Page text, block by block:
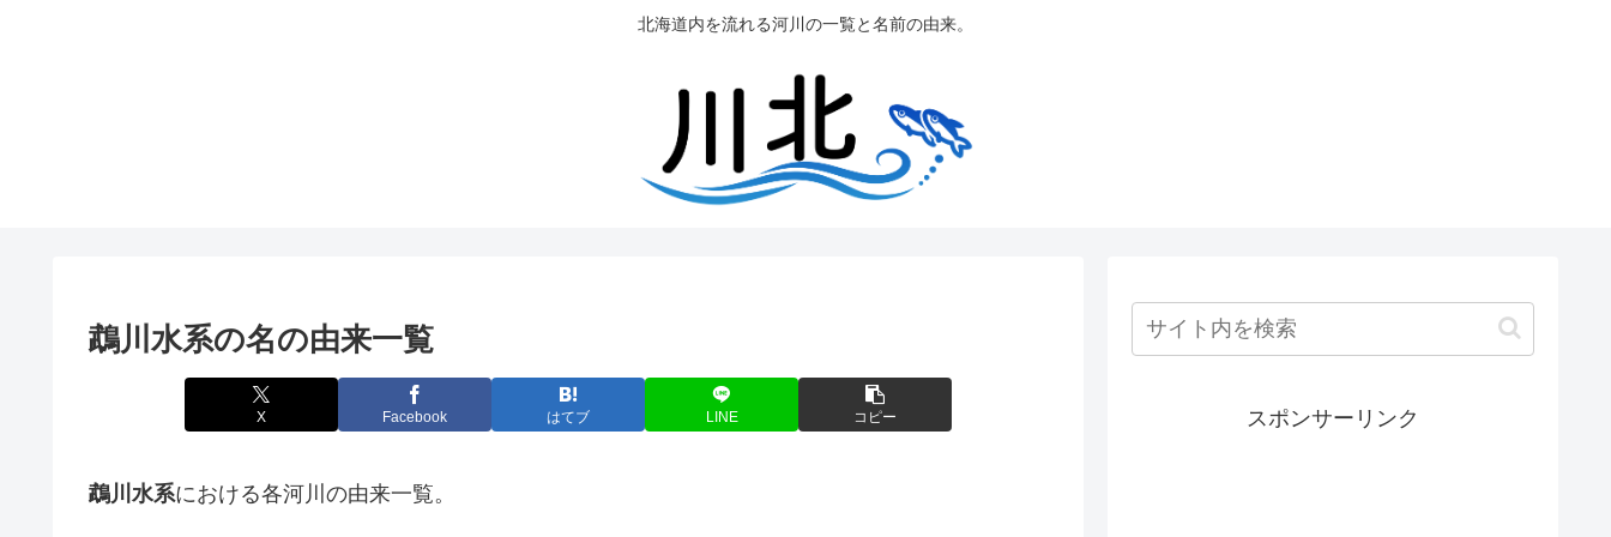
北海道内を流れる河川の一覧と名前の由来。
鵡川水系の名の由来一覧
X Facebook はてブ LINE コピー
鵡川水系における各河川の由来一覧。
スポンサーリンク